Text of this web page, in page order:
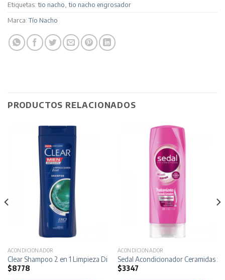
Etiquetas: tio nacho, tio nacho engrosador
Marca:Tío Nacho
PRODUCTOS RELACIONADOS
ACONDICIONADOR
Clear Shampoo 2 en 1 Limpieza Diaria x 400 ml
$8778
ACONDICIONADOR
Sedal Acondicionador Ceramidas x
$3347
ml